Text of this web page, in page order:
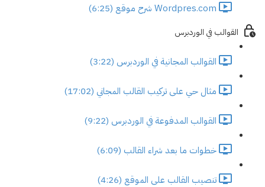
Wordpres.com شرح موقع (6:25)
القوالب في الوردبرس
القوالب المجانية في الوردبرس (3:22)
مثال حي على تركيب القالب المجاني (17:02)
القوالب المدفوعة في الوردبرس (9:22)
خطوات ما بعد شراء القالب (6:09)
تنصيب القالب على الموقع (4:26)